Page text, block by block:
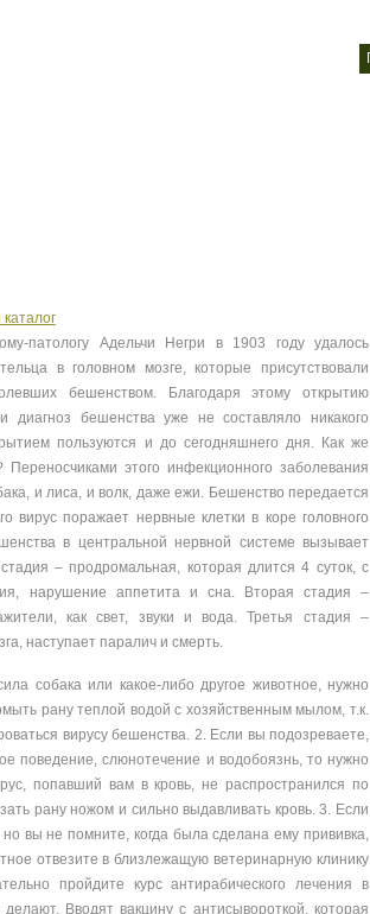
каталог
патологу Адельчи Негри в 1903 году удалось
в головном мозге, которые присутствовали
бешенством. Благодаря этому открытию
диагноз бешенства уже не составляло никакого
пользуются и до сегодняшнего дня. Как же
Переносчиками этого инфекционного заболевания
и лиса, и волк, даже ежи. Бешенство передается
вирус поражает нервные клетки в коре головного
в центральной нервной системе вызывает
– продромальная, которая длится 4 суток, с
нарушение аппетита и сна. Вторая стадия –
как свет, звуки и вода. Третья стадия –
наступает паралич и смерть.
собака или какое-либо другое животное, нужно
рану теплой водой с хозяйственным мылом, т.к.
вирусу бешенства. 2. Если вы подозреваете,
поведение, слюнотечение и водобоязнь, то нужно
попавший вам в кровь, не распространился по
рану ножом и сильно выдавливать кровь. 3. Если
вы не помните, когда была сделана ему прививка,
отвезите в близлежащую ветеринарную клинику
пройдите курс антирабического лечения в
Вводят вакцину с антисывороткой, которая